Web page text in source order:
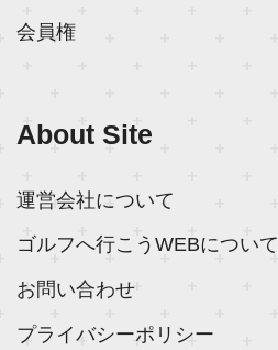
会員権
About Site
運営会社について
ゴルフへ行こうWEBについて
お問い合わせ
プライバシーポリシー